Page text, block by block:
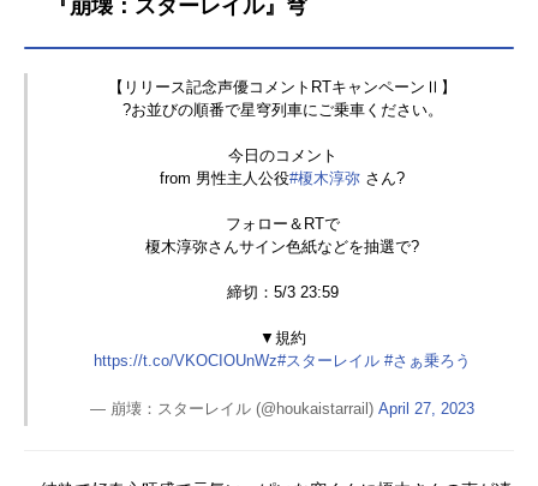
（日）テレビ東京系列ほか話数全48
話キャスト新導クロノ：石井マーク
新田恵海葛木カムイ：石川静戸倉ミ
『崩壊：スターレイル』穹
【リリース記念声優コメントRTキャンペーンⅡ】
?お並びの順番で星穹列車にご乗車ください。
今日のコメント
from 男性主人公役#榎木淳弥 さん?
フォロー＆RTで
榎木淳弥さんサイン色紙などを抽選で?
締切：5/3 23:59
▼規約
https://t.co/VKOCIOUnWz#スターレイル #さぁ乗ろう
— 崩壊：スターレイル (@houkaistarrail)April 27, 2023